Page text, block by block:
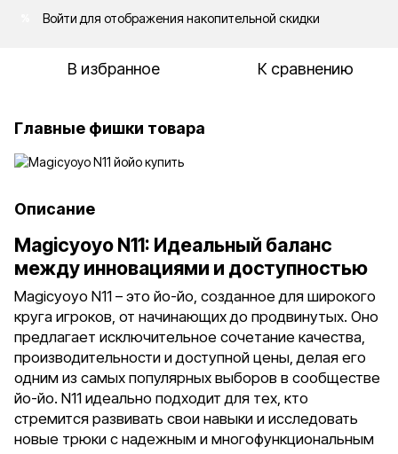
Войти для отображения накопительной скидки
В избранное К сравнению
Главные фишки товара
Описание
Magicyoyo N11: Идеальный баланс
между инновациями и доступностью
Magicyoyo N11 – это йо-йо, созданное для широкого
круга игроков, от начинающих до продвинутых. Оно
предлагает исключительное сочетание качества,
производительности и доступной цены, делая его
одним из самых популярных выборов в сообществе
йо-йо. N11 идеально подходит для тех, кто
стремится развивать свои навыки и исследовать
новые трюки с надежным и многофункциональным